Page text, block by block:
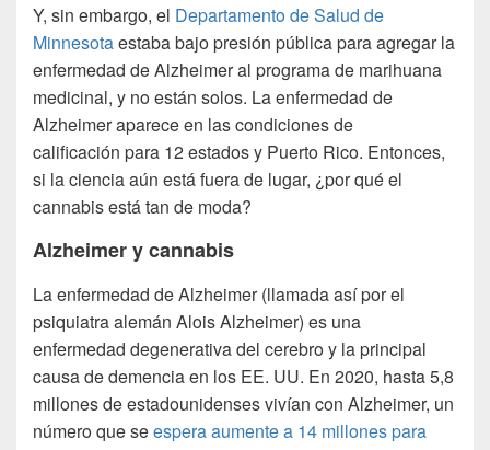
Y, sin embargo, el Departamento de Salud de
Minnesotaestaba bajo presión pública para agregar la
enfermedad de Alzheimer al programa de marihuana
medicinal, y no están solos. La enfermedad de
Alzheimer aparece en las condiciones de
calificación para 12 estados y Puerto Rico. Entonces,
si la ciencia aún está fuera de lugar, ¿por qué el
cannabis está tan de moda?
Alzheimer y cannabis
La enfermedad de Alzheimer (llamada así por el
psiquiatra alemán Alois Alzheimer) es una
enfermedad degenerativa del cerebro y la principal
causa de demencia en los EE. UU. En 2020, hasta 5,8
millones de estadounidenses vivían con Alzheimer, un
número que seespera aumente a 14 millones para